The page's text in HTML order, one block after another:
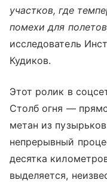
участков, где
помехи для
исследователь
Кудиков.
Этот ролик в
Столб огня —
метан из
непрерывный
десятка
выделяется,